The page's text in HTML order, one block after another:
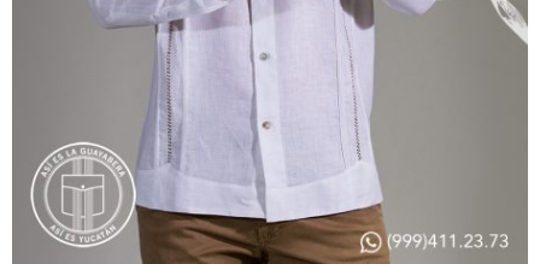
Beige
Berenjena
Durazno